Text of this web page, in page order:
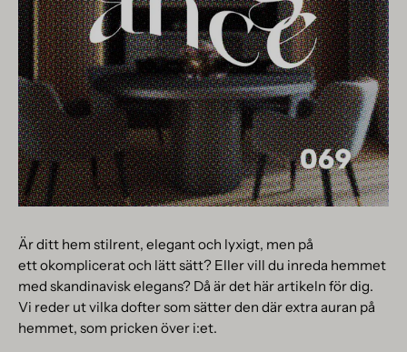
Är ditt hem stilrent, elegant och lyxigt, men på
ett okomplicerat och lätt sätt? Eller vill du inreda hemmet
med skandinavisk elegans? Då är det här artikeln för dig.
Vi reder ut vilka dofter som sätter den där extra auran på
hemmet, som pricken över i:et.